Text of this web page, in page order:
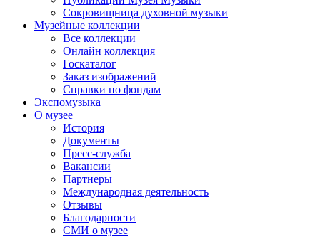
Сокровищница духовной музыки
Музейные коллекции
Все коллекции
Онлайн коллекция
Госкаталог
Заказ изображений
Справки по фондам
Экспомузыка
О музее
История
Документы
Пресс-служба
Вакансии
Партнеры
Международная деятельность
Отзывы
Благодарности
СМИ о музее